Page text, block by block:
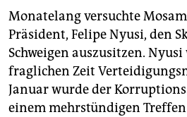
Monatelang versuchte
Präsident, Felipe Nyusi, den
Schweigen auszusitzen.
fraglichen Zeit
Januar wurde der
einem mehrstündigen